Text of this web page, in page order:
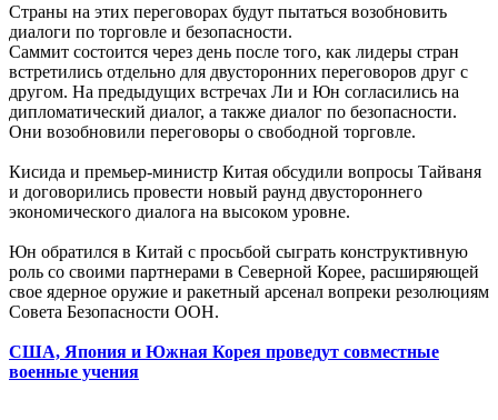
Страны на этих переговорах будут пытаться возобновить
диалоги по торговле и безопасности.
Саммит состоится через день после того, как лидеры стран
встретились отдельно для двусторонних переговоров друг с
другом. На предыдущих встречах Ли и Юн согласились на
дипломатический диалог, а также диалог по безопасности.
Они возобновили переговоры о свободной торговле.
Кисида и премьер-министр Китая обсудили вопросы Тайваня
и договорились провести новый раунд двустороннего
экономического диалога на высоком уровне.
Юн обратился в Китай с просьбой сыграть конструктивную
роль со своими партнерами в Северной Корее, расширяющей
свое ядерное оружие и ракетный арсенал вопреки резолюциям
Совета Безопасности ООН.
США, Япония и Южная Корея проведут совместные
военные учения